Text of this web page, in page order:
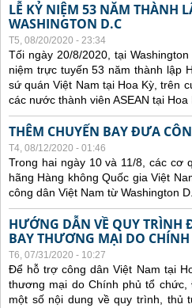
LỄ KỶ NIỆM 53 NĂM THÀNH
WASHINGTON D.C
T5, 08/20/2020 - 23:34
Tối ngày 20/8/2020, tại
niệm trực tuyến 53 năm thành lập
sứ quán Việt Nam tại Hoa Kỳ, trên
các nước thành viên ASEAN tại Hoa
THÊM CHUYẾN BAY ĐƯA
T4, 08/12/2020 - 01:46
Trong hai ngày 10 và 11/8, các cơ
hãng Hàng không Quốc gia Việt
công dân Việt Nam từ Washington
HƯỚNG DẪN VỀ QUY TRÌNH
BAY THƯƠNG MẠI DO
T6, 07/31/2020 - 10:27
Để hỗ trợ công dân Việt Nam tại
thương mại do Chính phủ tổ chức,
một số nội dung về quy trình, thủ